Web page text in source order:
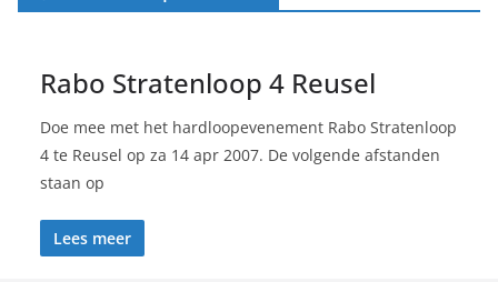
Rabo Stratenloop 4 Reusel
Doe mee met het hardloopevenement Rabo Stratenloop
4 te Reusel op za 14 apr 2007. De volgende afstanden
staan op
Lees meer